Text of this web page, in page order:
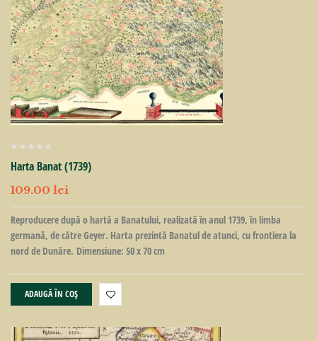
Harta Banat (1739)
109.00 lei
Reproducere după o hartă a Banatului, realizată în anul 1739, în limba
germană, de către Geyer. Harta prezintă Banatul de atunci, cu frontiera la
nord de Dunăre. Dimensiune: 50 x 70 cm
ADAUGĂ ÎN COȘ